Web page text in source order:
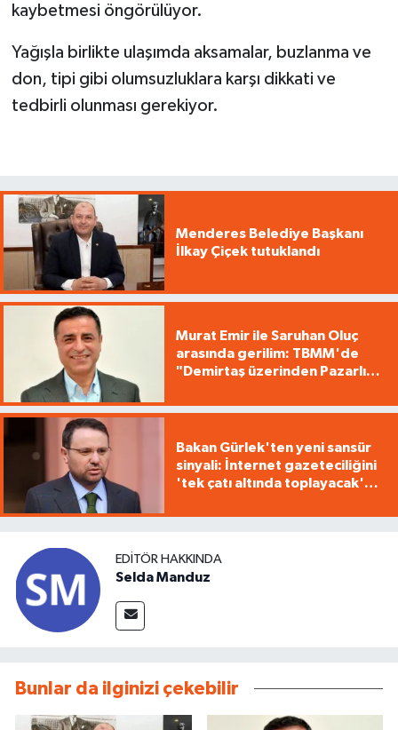
kaybetmesi öngörülüyor.
Yağışla birlikte ulaşımda aksamalar, buzlanma ve
don, tipi gibi olumsuzluklara karşı dikkati ve
tedbirli olunması gerekiyor.
Menderes Belediye Başkanı
İlkay Çiçek tutuklandı
Murat Emir ile Saruhan Oluç
arasında gerilim: TBMM'de
"Demirtaş üzerinden Pazarlık
Bakan Gürlek'ten yeni sansür
sinyali: İnternet gazeteciliğini
'tek çatı altında toplayacak'
EDITÖR HAKKINDA
Selda Manduz
Bunlar da ilginizi çekebilir